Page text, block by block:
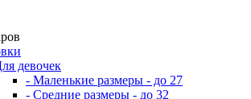
девочек
- Маленькие размеры - до 27
- Средние размеры - до 32